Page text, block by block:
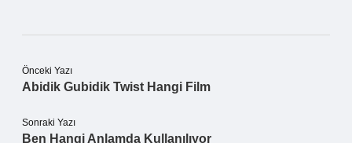
Önceki Yazı
Abidik Gubidik Twist Hangi Film
Sonraki Yazı
Ben Hangi Anlamda Kullanılıyor